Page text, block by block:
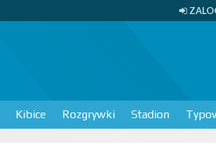
Kibice Rozgrywki Stadion